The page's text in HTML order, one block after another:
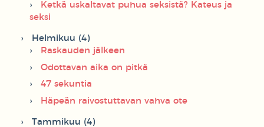
Ketkä uskaltavat puhua seksistä? Kateus ja
seksi
Helmikuu (4)
Raskauden jälkeen
Odottavan aika on pitkä
47 sekuntia
Häpeän raivostuttavan vahva ote
Tammikuu (4)